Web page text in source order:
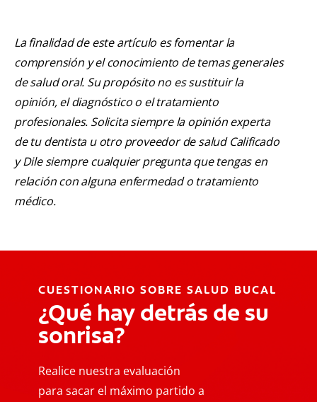
La finalidad de este artículo es fomentar la
comprensión y el conocimiento de temas generales
de salud oral. Su propósito no es sustituir la
opinión, el diagnóstico o el tratamiento
profesionales. Solicita siempre la opinión experta
de tu dentista u otro proveedor de salud Calificado
y Dile siempre cualquier pregunta que tengas en
relación con alguna enfermedad o tratamiento
médico.
CUESTIONARIO SOBRE SALUD BUCAL
¿Qué hay detrás de su
sonrisa?
Realice nuestra evaluación
para sacar el máximo partido a